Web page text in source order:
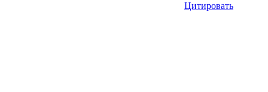
Цитировать